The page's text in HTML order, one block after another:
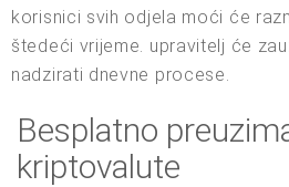
korisnici svih odjela moći će
štedeći vrijeme. upravitelj će
nadzirati dnevne procese.
Besplatno
kriptovalute